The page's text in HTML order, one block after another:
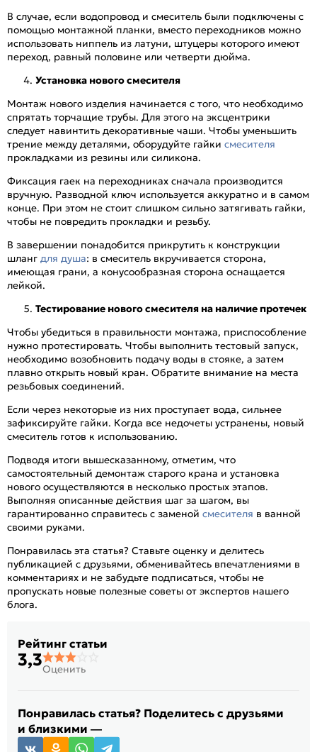
В случае, если водопровод и смеситель были подключены с
помощью монтажной планки, вместо переходников можно
использовать ниппель из латуни, штуцеры которого имеют
переход, равный половине или четверти дюйма.
Установка нового смесителя
Монтаж нового изделия начинается с того, что необходимо
спрятать торчащие трубы. Для этого на эксцентрики
следует навинтить декоративные чаши. Чтобы уменьшить
трение между деталями, оборудуйте гайки смесителя
прокладками из резины или силикона.
Фиксация гаек на переходниках сначала производится
вручную. Разводной ключ используется аккуратно и в самом
конце. При этом не стоит слишком сильно затягивать гайки,
чтобы не повредить прокладки и резьбу.
В завершении понадобится прикрутить к конструкции
шланг для душа: в смеситель вкручивается сторона,
имеющая грани, а конусообразная сторона оснащается
лейкой.
Тестирование нового смесителя на наличие протечек
Чтобы убедиться в правильности монтажа, приспособление
нужно протестировать. Чтобы выполнить тестовый запуск,
необходимо возобновить подачу воды в стояке, а затем
плавно открыть новый кран. Обратите внимание на места
резьбовых соединений.
Если через некоторые из них проступает вода, сильнее
зафиксируйте гайки. Когда все недочеты устранены, новый
смеситель готов к использованию.
Подводя итоги вышесказанному, отметим, что
самостоятельный демонтаж старого крана и установка
нового осуществляются в несколько простых этапов.
Выполняя описанные действия шаг за шагом, вы
гарантированно справитесь с заменой смесителя в ванной
своими руками.
Понравилась эта статья? Ставьте оценку и делитесь
публикацией с друзьями, обменивайтесь впечатлениями в
комментариях и не забудьте подписаться, чтобы не
пропускать новые полезные советы от экспертов нашего
блога.
Рейтинг статьи
3,3Оценить
Понравилась статья? Поделитесь с друзьями
и близкими —